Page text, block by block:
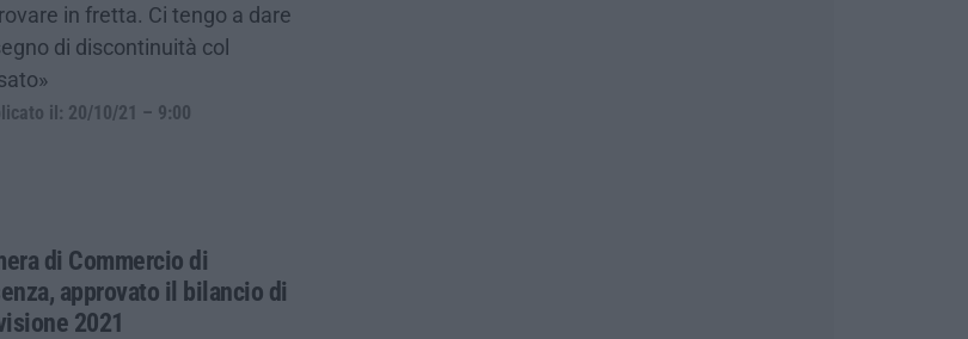
in fretta. Ci tengo a dare
di discontinuità col
il: 20/10/21 – 9:00
di Commercio di
approvato il bilancio di
2021